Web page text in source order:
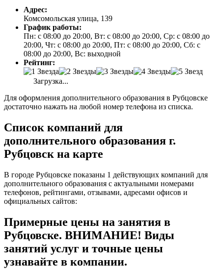
Адрес:
Комсомольская улица, 139
График работы:
Пн: с 08:00 до 20:00, Вт: с 08:00 до 20:00, Ср: с 08:00 до
20:00, Чт: с 08:00 до 20:00, Пт: с 08:00 до 20:00, Сб: с
08:00 до 20:00, Вс: выходной
Рейтинг:
Загрузка...
Для оформления дополнительного образования в Рубцовске
достаточно нажать на любой номер телефона из списка.
Список компаний для
дополнительного образования г.
Рубцовск на карте
В городе Рубцовске показаны 1 действующих компаний для
дополнительного образования с актуальными номерами
телефонов, рейтингами, отзывами, адресами офисов и
официальных сайтов:
Примерные цены на занятия в
Рубцовске. ВНИМАНИЕ! Виды
занятий услуг и точные цены
узнавайте в компании.